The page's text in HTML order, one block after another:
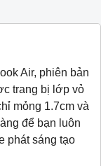
Air, phiên bản
trang bị lớp vỏ
mỏng 1.7cm và
để bạn luôn
phát sáng tạo